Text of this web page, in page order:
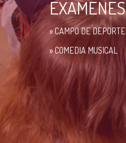
» CAMPO DE
» COMEDIA MUSICAL